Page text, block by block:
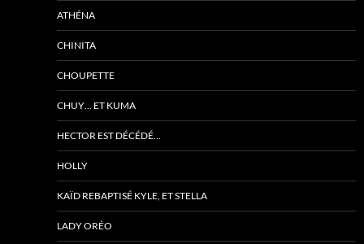
ATHÉNA
CHINITA
CHOUPETTE
CHUY… ET KUMA
HECTOR EST DÉCÉDÉ…
HOLLY
KAÏD REBAPTISÉ KYLE, ET STELLA
LADY ORÉO